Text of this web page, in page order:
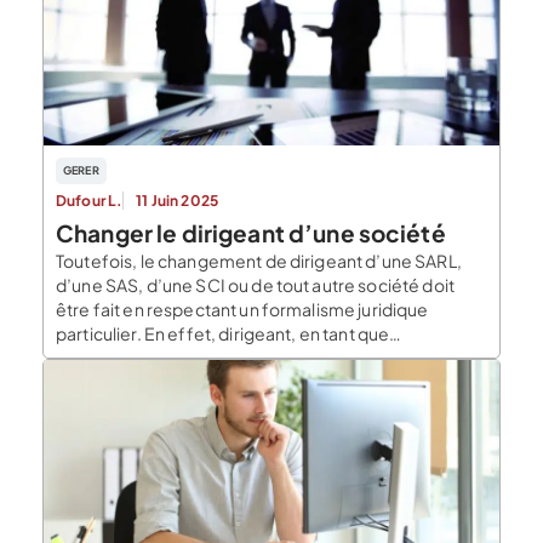
GERER
Dufour L. 11 Juin 2025
Changer le dirigeant d’une société
Toutefois, le changement de dirigeant d’une SARL,
d’une SAS, d’une SCI ou de tout autre société doit
être fait en respectant un formalisme juridique
particulier. En effet, dirigeant, en tant que
représentant légal de la société, doit être déclaré
auprès du registre du commerce, ce qui implique une
modification des informations figurant au Kbis. Par […]